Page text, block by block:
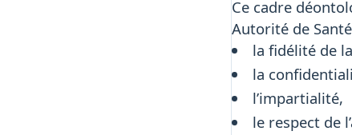
Ce cadre
Autorité de
la fidélité de
la
l’impartialité,
le respect de